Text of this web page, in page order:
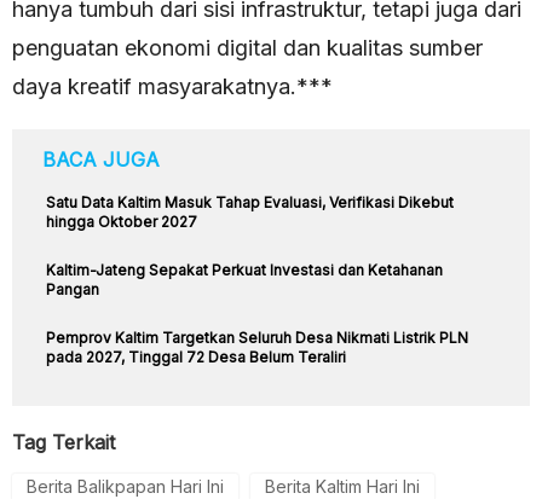
hanya tumbuh dari sisi infrastruktur, tetapi juga dari
penguatan ekonomi digital dan kualitas sumber
daya kreatif masyarakatnya.***
BACA JUGA
Satu Data Kaltim Masuk Tahap Evaluasi, Verifikasi Dikebut
hingga Oktober 2027
Kaltim-Jateng Sepakat Perkuat Investasi dan Ketahanan
Pangan
Pemprov Kaltim Targetkan Seluruh Desa Nikmati Listrik PLN
pada 2027, Tinggal 72 Desa Belum Teraliri
Tag Terkait
Berita Balikpapan Hari Ini Berita Kaltim Hari Ini